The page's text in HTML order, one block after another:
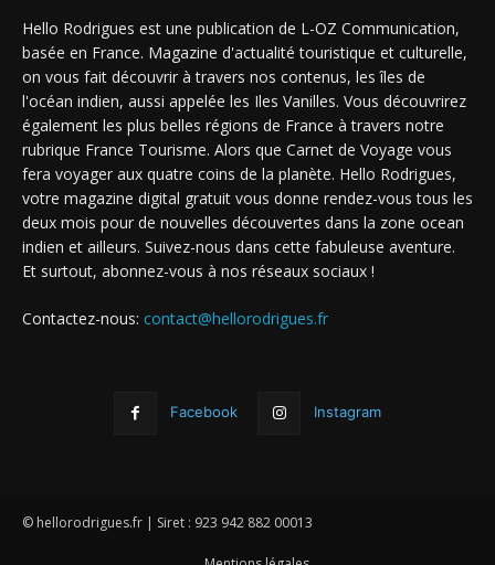
Hello Rodrigues est une publication de L-OZ Communication,
basée en France. Magazine d'actualité touristique et culturelle,
on vous fait découvrir à travers nos contenus, les îles de
l'océan indien, aussi appelée les Iles Vanilles. Vous découvrirez
également les plus belles régions de France à travers notre
rubrique France Tourisme. Alors que Carnet de Voyage vous
fera voyager aux quatre coins de la planète. Hello Rodrigues,
votre magazine digital gratuit vous donne rendez-vous tous les
deux mois pour de nouvelles découvertes dans la zone ocean
indien et ailleurs. Suivez-nous dans cette fabuleuse aventure.
Et surtout, abonnez-vous à nos réseaux sociaux !
Contactez-nous: contact@hellorodrigues.fr
Facebook Instagram
© hellorodrigues.fr | Siret : 923 942 882 00013